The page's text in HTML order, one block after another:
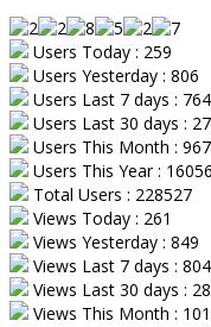
Users Today : 259
Users Yesterday : 806
Users Last 7 days :
Users Last 30 days :
Users This Month :
Users This Year :
Total Users : 228527
Views Today : 261
Views Yesterday : 849
Views Last 7 days :
Views Last 30 days :
Views This Month :